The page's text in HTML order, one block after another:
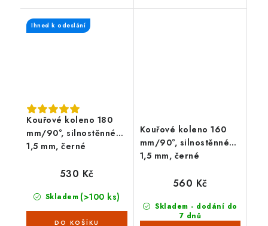
určené pro spojení
spalinové cesty mezi
Kouřové koleno 180
mm/90°, silnostěnné
1,5 mm, černé
Ihned k odeslání
Skladem (>100 ks)
530 Kč
Kouřové koleno 160
mm/90°, silnostěnné
1,5 mm, černé
Skladem - dodání do
7 dnů
560 Kč